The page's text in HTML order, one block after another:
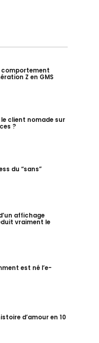
comportement
Z en GMS
client nomade sur
?
du “sans”
affichage
vraiment le
est né l’e-
d’amour en 10